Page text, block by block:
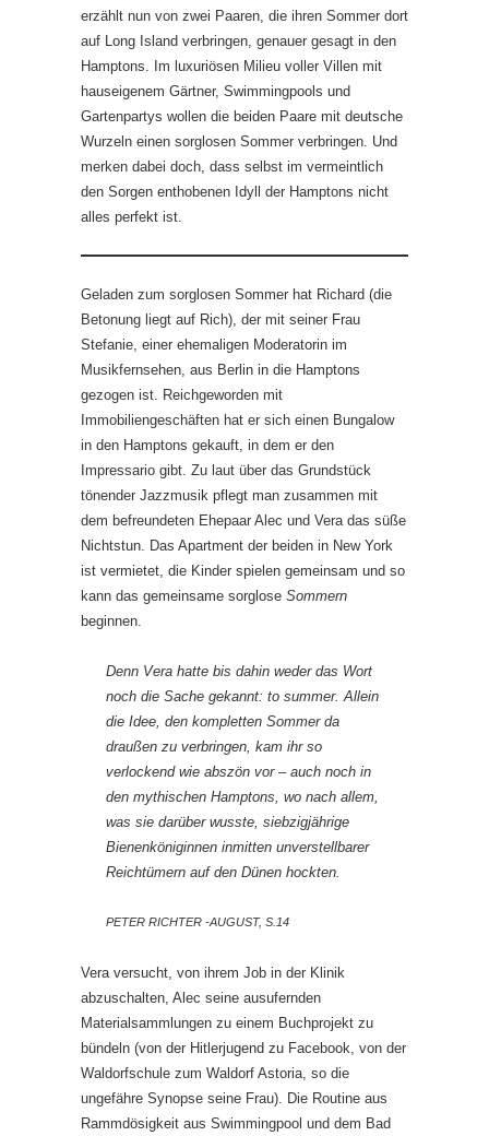
erzählt nun von zwei Paaren, die ihren Sommer dort
auf Long Island verbringen, genauer gesagt in den
Hamptons. Im luxuriösen Milieu voller Villen mit
hauseigenem Gärtner, Swimmingpools und
Gartenpartys wollen die beiden Paare mit deutsche
Wurzeln einen sorglosen Sommer verbringen. Und
merken dabei doch, dass selbst im vermeintlich
den Sorgen enthobenen Idyll der Hamptons nicht
alles perfekt ist.
Geladen zum sorglosen Sommer hat Richard (die
Betonung liegt auf Rich), der mit seiner Frau
Stefanie, einer ehemaligen Moderatorin im
Musikfernsehen, aus Berlin in die Hamptons
gezogen ist. Reichgeworden mit
Immobiliengeschäften hat er sich einen Bungalow
in den Hamptons gekauft, in dem er den
Impressario gibt. Zu laut über das Grundstück
tönender Jazzmusik pflegt man zusammen mit
dem befreundeten Ehepaar Alec und Vera das süße
Nichtstun. Das Apartment der beiden in New York
ist vermietet, die Kinder spielen gemeinsam und so
kann das gemeinsame sorglose Sommern
beginnen.
Denn Vera hatte bis dahin weder das Wort
noch die Sache gekannt: to summer. Allein
die Idee, den kompletten Sommer da
draußen zu verbringen, kam ihr so
verlockend wie abszön vor – auch noch in
den mythischen Hamptons, wo nach allem,
was sie darüber wusste, siebzigjährige
Bienenköniginnen inmitten unverstellbarer
Reichtümern auf den Dünen hockten.
PETER RICHTER -AUGUST, S.14
Vera versucht, von ihrem Job in der Klinik
abzuschalten, Alec seine ausufernden
Materialsammlungen zu einem Buchprojekt zu
bündeln (von der Hitlerjugend zu Facebook, von der
Waldorfschule zum Waldorf Astoria, so die
ungefähre Synopse seine Frau). Die Routine aus
Rammdösigkeit aus Swimmingpool und dem Bad